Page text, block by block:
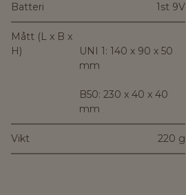
Batteri 1st 9V
Mått (L x B x
H)
UNI 1: 140 x 90 x 50
mm
B50: 230 x 40 x 40
mm
Vikt 220 g